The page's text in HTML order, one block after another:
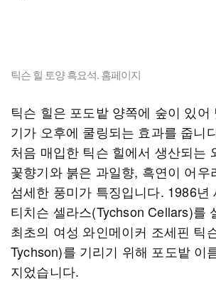
틱슨 힐 토양 흑요석. 홈페이지
틱슨 힐은 포도밭 양쪽에 숲이 있어
기가 오후에 쿨링되는 효과를 줍니
처음 매입한 틱슨 힐에서 생산되는
꽃향기와 붉은 과일향, 흑연이 어우
섬세한 풍미가 특징입니다. 1986년
티치슨 셀라스(Tychson Cellars)를
최초의 여성 와인메이커 조세핀 틱
Tychson)를 기리기 위해 포도밭 이
지었습니다.